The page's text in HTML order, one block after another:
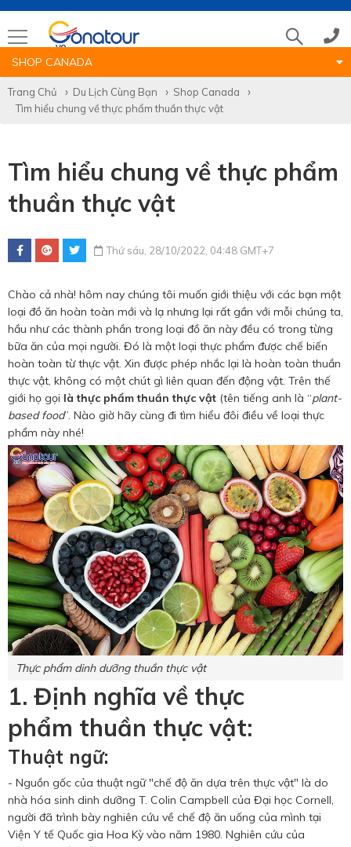
Hotline tour nước ngoài
0786 711 611
Hotline tour trong nước
0783 336 116
Hotine CSKH
0916 404 578
Hotline tư vấn dịch vụ
0784 849 849
SHOP CANADA
Trang Chủ Du Lịch Cùng Bạn
Shop Canada
Tìm hiểu chung về thực phẩm thuần thực vật
Tìm hiểu chung về thực phẩm
thuần thực vật
Thứ sáu, 28/10/2022, 04:48 GMT+7
Chào cả nhà! hôm nay chúng tôi muốn giới thiệu với các bạn một
loại đồ ăn hoàn toàn mới và lạ nhưng lại rất gần với mỗi chúng ta,
hầu như các thành phần trong loại đồ ăn này đều có trong từng
bữa ăn của mọi người. Đó là một loại thực phẩm được chế biến
hoàn toàn từ thực vật. Xin được phép nhắc lại là hoàn toàn thuần
thực vật, không có một chút gì liên quan đến động vật. Trên thế
giới họ gọi là thực phẩm thuần thực vật (tên tiếng anh là “plant-
based food”. Nào giờ hãy cùng đi tìm hiểu đôi điều về loại thực
phẩm này nhé!
Thực phẩm dinh dưỡng thuần thực vật
1. Định nghĩa về thực
phẩm thuần thực vật:
Thuật ngữ:
- Nguồn gốc của thuật ngữ "chế độ ăn dựa trên thực vật" là do
nhà hóa sinh dinh dưỡng T. Colin Campbell của Đại học Cornell,
người đã trình bày nghiên cứu về chế độ ăn uống của mình tại
Viện Y tế Quốc gia Hoa Kỳ vào năm 1980. Nghiên cứu của